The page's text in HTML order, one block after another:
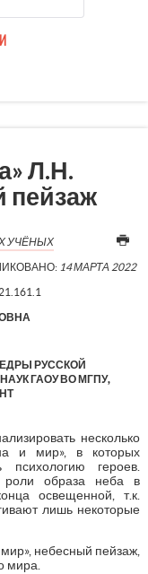
Л.Н.
пейзаж
УЧЁНЫХ
14 МАРТА 2022
РУССКОЙ
ГАОУ ВО МГПУ,
несколько
и мир», в которых
героев.
роли образа неба в
освещенной, т.к.
лишь некоторые
небесный пейзаж,
мира.